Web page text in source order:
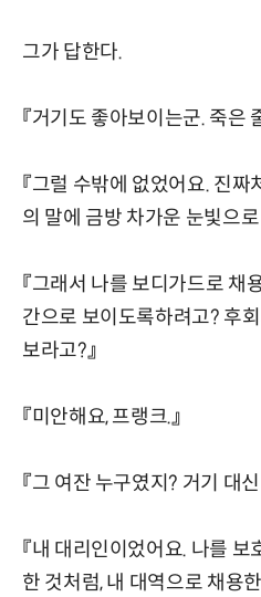
그가 답한다.
『거기도 좋아보이는군. 죽은
『그럴 수밖에 없었어요. 진짜
의 말에 금방 차가운 눈빛으
『그래서 나를 보디가드로 채
간으로 보이도록하려고? 후
보라고?』
『미안해요, 프랭크.』
『그 여잔 누구였지? 거기 대
『내 대리인이었어요. 나를
한 것처럼, 내 대역으로 채용